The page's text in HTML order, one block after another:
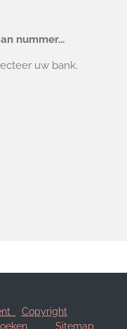
nummer...
uw bank.
Copyright
Sitemap